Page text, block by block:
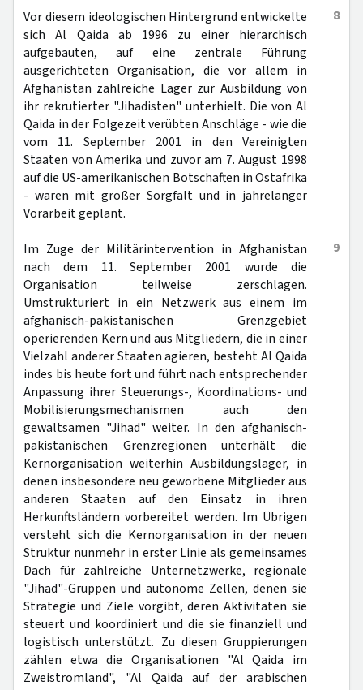
8
Vor diesem ideologischen Hintergrund entwickelte
sich Al Qaida ab 1996 zu einer hierarchisch
aufgebauten, auf eine zentrale Führung
ausgerichteten Organisation, die vor allem in
Afghanistan zahlreiche Lager zur Ausbildung von
ihr rekrutierter "Jihadisten" unterhielt. Die von Al
Qaida in der Folgezeit verübten Anschläge - wie die
vom 11. September 2001 in den Vereinigten
Staaten von Amerika und zuvor am 7. August 1998
auf die US-amerikanischen Botschaften in Ostafrika
- waren mit großer Sorgfalt und in jahrelanger
Vorarbeit geplant.
9
Im Zuge der Militärintervention in Afghanistan
nach dem 11. September 2001 wurde die
Organisation teilweise zerschlagen.
Umstrukturiert in ein Netzwerk aus einem im
afghanisch-pakistanischen Grenzgebiet
operierenden Kern und aus Mitgliedern, die in einer
Vielzahl anderer Staaten agieren, besteht Al Qaida
indes bis heute fort und führt nach entsprechender
Anpassung ihrer Steuerungs-, Koordinations- und
Mobilisierungsmechanismen auch den
gewaltsamen "Jihad" weiter. In den afghanisch-
pakistanischen Grenzregionen unterhält die
Kernorganisation weiterhin Ausbildungslager, in
denen insbesondere neu geworbene Mitglieder aus
anderen Staaten auf den Einsatz in ihren
Herkunftsländern vorbereitet werden. Im Übrigen
versteht sich die Kernorganisation in der neuen
Struktur nunmehr in erster Linie als gemeinsames
Dach für zahlreiche Unternetzwerke, regionale
"Jihad"-Gruppen und autonome Zellen, denen sie
Strategie und Ziele vorgibt, deren Aktivitäten sie
steuert und koordiniert und die sie finanziell und
logistisch unterstützt. Zu diesen Gruppierungen
zählen etwa die Organisationen "Al Qaida im
Zweistromland", "Al Qaida auf der arabischen